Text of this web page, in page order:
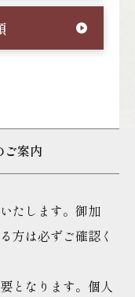
ご案内
たします。 御加
方は必ずご確認く
となります。個人